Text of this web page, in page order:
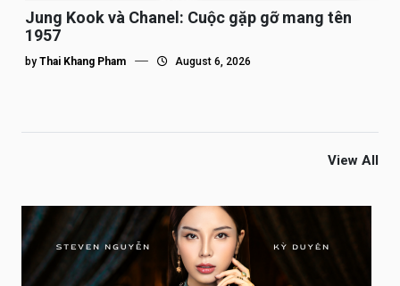
Jung Kook và Chanel: Cuộc gặp gỡ mang tên
1957
by Thai Khang Pham August 6, 2026
View All